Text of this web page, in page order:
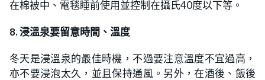
在棉被中、電毯睡前使用並控制在攝氏40度以下等。
8. 浸溫泉要留意時間、溫度
冬天是浸溫泉的最佳時機，不過要注意溫度不宜過高，
亦不要浸泡太久，並且保持通風。另外，在酒後、飯後